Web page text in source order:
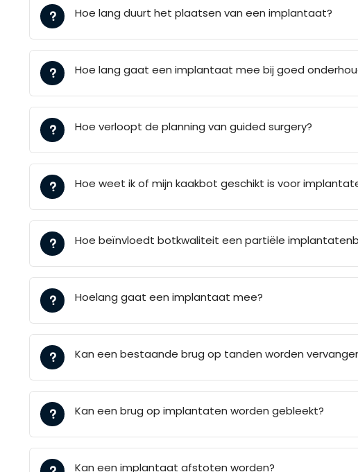
Hoe lang duurt het plaatsen van een implantaat?
Hoe lang gaat een implantaat mee bij goed
Hoe verloopt de planning van guided surgery?
Hoe weet ik of mijn kaakbot geschikt is voor
Hoe beïnvloedt botkwaliteit een partiële
Hoelang gaat een implantaat mee?
Kan een bestaande brug op tanden worden
Kan een brug op implantaten worden gebleekt?
Kan een implantaat afstoten worden?